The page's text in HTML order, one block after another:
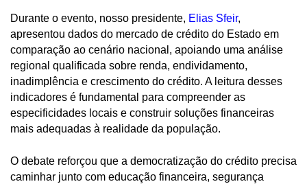
Durante o evento, nosso presidente, Elias Sfeir,
apresentou dados do mercado de crédito do Estado em
comparação ao cenário nacional, apoiando uma análise
regional qualificada sobre renda, endividamento,
inadimplência e crescimento do crédito. A leitura desses
indicadores é fundamental para compreender as
especificidades locais e construir soluções financeiras
mais adequadas à realidade da população.
O debate reforçou que a democratização do crédito precisa
caminhar junto com educação financeira, segurança